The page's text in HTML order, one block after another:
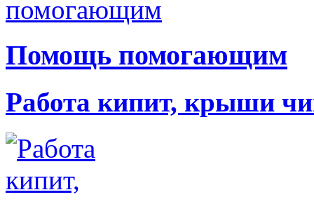
Помощь помогающим
Работа кипит, крыши